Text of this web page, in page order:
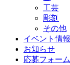
工芸
彫刻
その他
イベント情報
お知らせ
応募フォーム